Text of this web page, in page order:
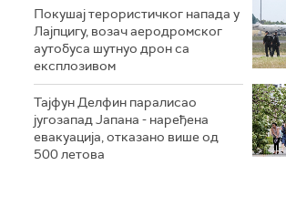
Покушај терористичког напада у
Лајпцигу, возач аеродромског
аутобуса шутнуо дрон са
експлозивом
Тајфун Делфин паралисао
југозапад Јапана - наређена
евакуација, отказано више од
500 летова